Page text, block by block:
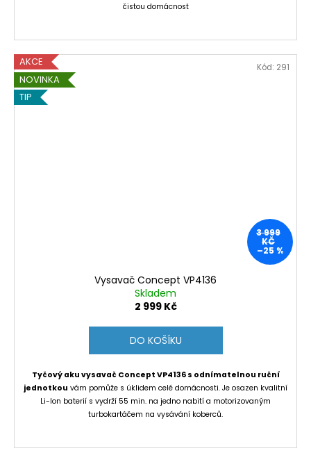
čistou domácnost
AKCE
NOVINKA
TIP
3 999
KČ
–25 %
Vysavač Concept VP4136
Skladem
2 999 Kč
DO KOŠÍKU
Tyčový aku vysavač Concept VP4136 s odnímatelnou ruční
jednotkou vám pomůže s úklidem celé domácnosti. Je osazen kvalitní
Li-Ion baterií s vydrží 55 min. na jedno nabití a motorizovaným
turbokartáčem na vysávání koberců.
Kód: 291